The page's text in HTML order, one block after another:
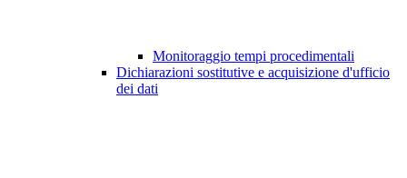
Monitoraggio tempi procedimentali
Dichiarazioni sostitutive e acquisizione d'ufficio
dei dati